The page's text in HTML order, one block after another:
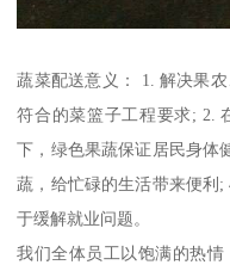
蔬菜配送意义： 1. 解决果
符合的菜篮子工程要求; 2.
下，绿色果蔬保证居民身体
蔬，给忙碌的生活带来便利;
于缓解就业问题。
我们全体员工以饱满的热